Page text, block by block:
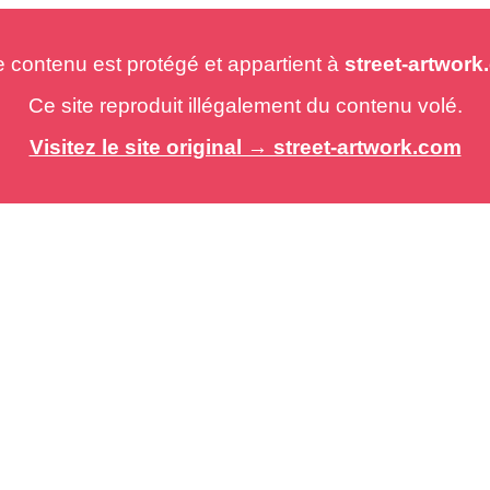
est protégé et appartient à street-
Ce site reproduit illégalement du contenu volé.
Visitez le site original → street-artwork.com